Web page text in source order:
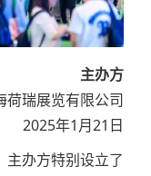
主办方
荷瑞展览有限公司
2025年1月21日
主办方特别设立了